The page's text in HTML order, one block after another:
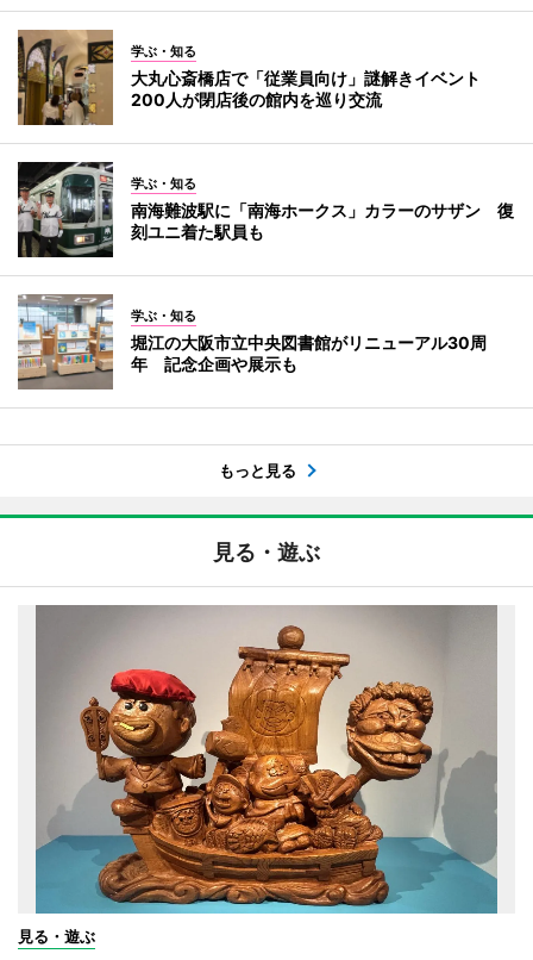
学ぶ・知る
大丸心斎橋店で「従業員向け」謎解きイベント
200人が閉店後の館内を巡り交流
学ぶ・知る
南海難波駅に「南海ホークス」カラーのサザン 復
刻ユニ着た駅員も
学ぶ・知る
堀江の大阪市立中央図書館がリニューアル30周
年 記念企画や展示も
もっと見る
見る・遊ぶ
見る・遊ぶ